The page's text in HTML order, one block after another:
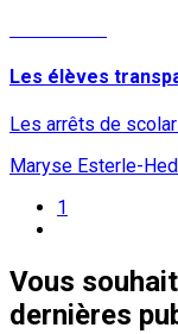
Les élèves
Les arrêts de
Maryse Esterle-
1
Vous
dernières